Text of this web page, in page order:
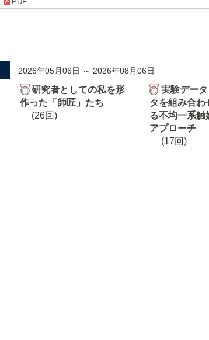
2026年05月06日 ～ 2026年08月06日
研究者としての私を形
作った「師匠」たち
(26回)
実験デー
タを組み合わ
る不均一系触
アプローチ
(17回)